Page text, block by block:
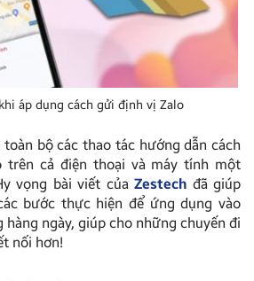
áp dụng cách gửi định vị Zalo
bộ các thao tác hướng dẫn cách
trên cả điện thoại và máy tính một
vọng bài viết củaZestech đã giúp
bước thực hiện để ứng dụng vào
hàng ngày, giúp cho những chuyến đi
nối hơn!